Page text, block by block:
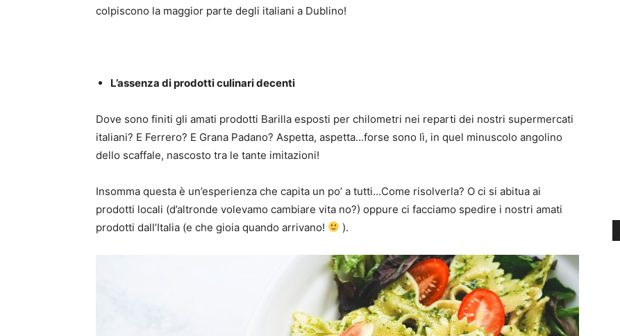
colpiscono la maggior parte degli italiani a Dublino!
L’assenza di prodotti culinari decenti
Dove sono finiti gli amati prodotti Barilla esposti per chilometri nei reparti dei nostri supermercati
italiani? E Ferrero? E Grana Padano? Aspetta, aspetta…forse sono lì, in quel minuscolo angolino
dello scaffale, nascosto tra le tante imitazioni!
Insomma questa è un’esperienza che capita un po’ a tutti…Come risolverla? O ci si abitua ai
prodotti locali (d’altronde volevamo cambiare vita no?) oppure ci facciamo spedire i nostri amati
prodotti dall’Italia (e che gioia quando arrivano!
).